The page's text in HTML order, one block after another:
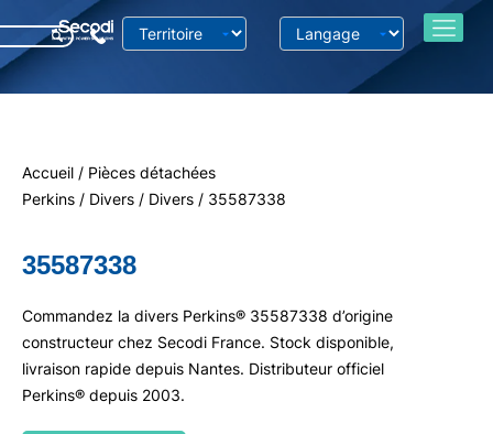
Accueil / Pièces détachées
Perkins / Divers / Divers / 35587338
35587338
Commandez la divers Perkins® 35587338 d’origine
constructeur chez Secodi France. Stock disponible,
livraison rapide depuis Nantes. Distributeur officiel
Perkins® depuis 2003.